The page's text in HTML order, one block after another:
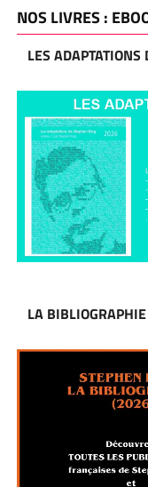
NOS LIVRES :
LES ADAPTATIONS
LA